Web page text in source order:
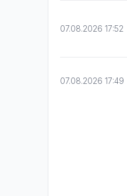
07.08.2026 17:52
07.08.2026 17:49